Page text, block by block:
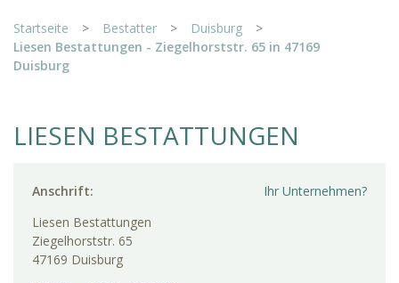
Startseite > Bestatter > Duisburg
>
Liesen Bestattungen - Ziegelhorststr. 65 in 47169
Duisburg
LIESEN BESTATTUNGEN
Ihr Unternehmen?
Anschrift:
Liesen Bestattungen
Ziegelhorststr. 65
47169 Duisburg